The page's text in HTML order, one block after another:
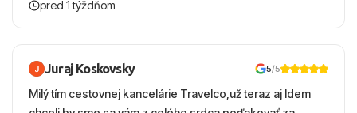
pred 1 týždňom
Juraj Koskovsky 5/5
Milý tím cestovnej kancelárie Travelco,už teraz aj Idem